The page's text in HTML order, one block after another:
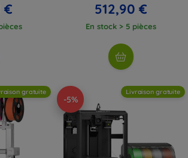
€ 512,90 €
En stock > 5 pièces
gratuite
-5%
Livraison gratuite